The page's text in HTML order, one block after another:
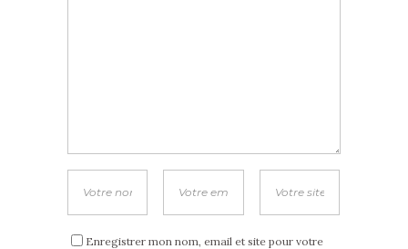
Enregistrer mon nom, email et site pour votre